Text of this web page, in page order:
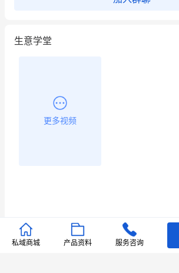
生意学堂
更多视频
推荐文章
私域商城 产品资料 服务咨询